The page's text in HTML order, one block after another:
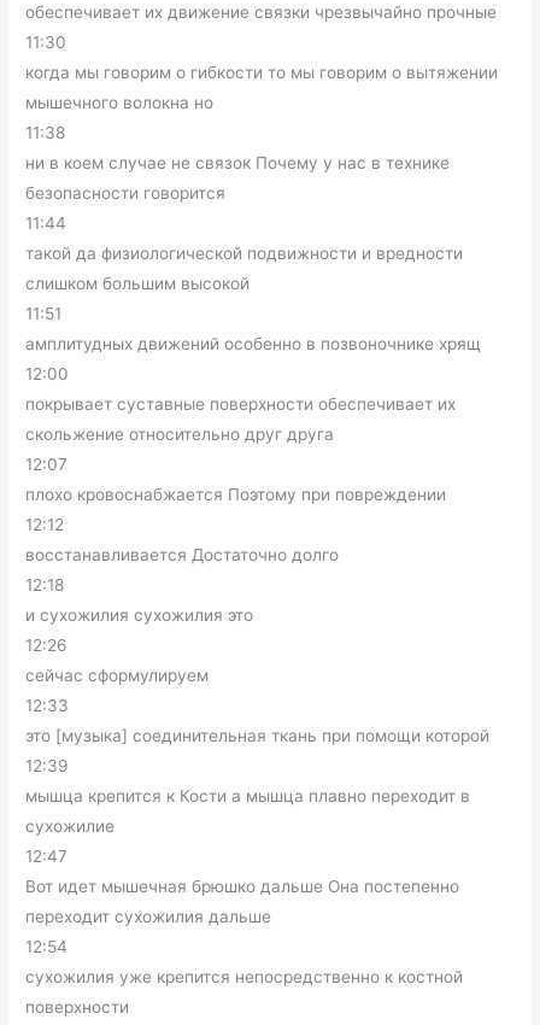
обеспечивает их движение связки чрезвычайно прочные
11:30
когда мы говорим о гибкости то мы говорим о вытяжении
мышечного волокна но
11:38
ни в коем случае не связок Почему у нас в технике
безопасности говорится
11:44
такой да физиологической подвижности и вредности
слишком большим высокой
11:51
амплитудных движений особенно в позвоночнике хрящ
12:00
покрывает суставные поверхности обеспечивает их
скольжение относительно друг друга
12:07
плохо кровоснабжается Поэтому при повреждении
12:12
восстанавливается Достаточно долго
12:18
и сухожилия сухожилия это
12:26
сейчас сформулируем
12:33
это [музыка] соединительная ткань при помощи которой
12:39
мышца крепится к Кости а мышца плавно переходит в
сухожилие
12:47
Вот идет мышечная брюшко дальше Она постепенно
переходит сухожилия дальше
12:54
сухожилия уже крепится непосредственно к костной
поверхности